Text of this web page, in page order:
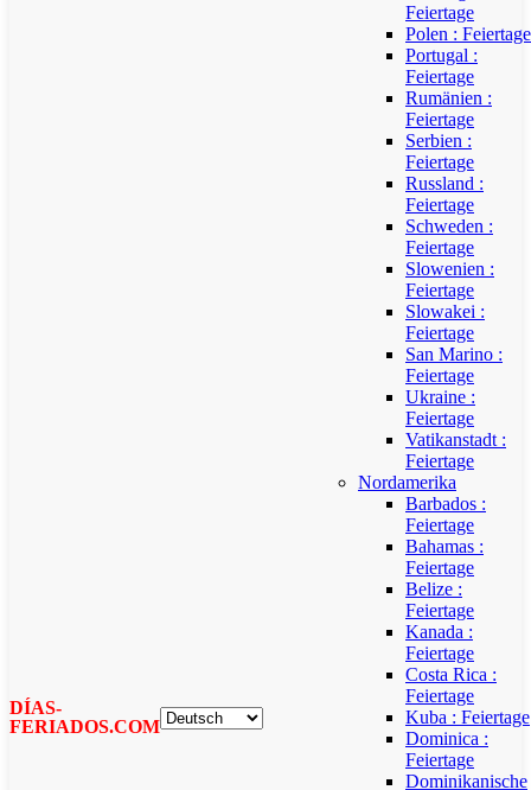
DÍAS-
FERIADOS.COM
Feiertage
Polen : Feiertage
Portugal :
Feiertage
Rumänien :
Feiertage
Serbien :
Feiertage
Russland :
Feiertage
Schweden :
Feiertage
Slowenien :
Feiertage
Slowakei :
Feiertage
San Marino :
Feiertage
Ukraine :
Feiertage
Vatikanstadt :
Feiertage
Nordamerika
Barbados :
Feiertage
Bahamas :
Feiertage
Belize :
Feiertage
Kanada :
Feiertage
Costa Rica :
Feiertage
Kuba : Feiertage
Dominica :
Feiertage
Dominikanische